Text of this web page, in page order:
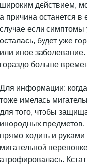
широким действием,
а причина останется в
случае если симптомы
осталась, будет уже
или иное
гораздо больше
Для информации:
тоже имелась
для того, чтобы
инородных
прямо ходить и руками
мигательной
атрофировалась.